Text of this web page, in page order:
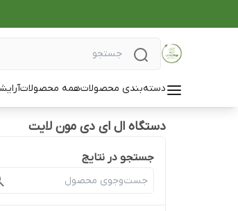
دسته‌بندی محصولاتهمه محصولات
دستگاه ال ای دی مون لایت
جستجو در نتایج